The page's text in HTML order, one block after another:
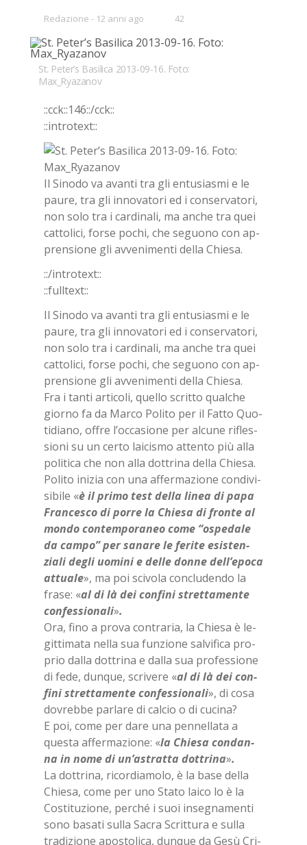
Redazione 12 anni ago
•
42
St. Peter’s Basilica 2013-09-16. Foto:
Max_Ryazanov
::cck::146::/​cck::
::in­tro­text::
Il Si­no­do va avan­ti tra gli en­tu­sia­smi e le
pau­re, tra gli in­no­va­to­ri ed i con­ser­va­to­ri,
non solo tra i car­di­na­li, ma an­che tra quei
cat­to­li­ci, for­se po­chi, che se­guo­no con ap­
pren­sio­ne gli av­ve­ni­men­ti del­la Chie­sa.
::/in­tro­text::
::full­text::
Il Si­no­do va avan­ti tra gli en­tu­sia­smi e le
pau­re, tra gli in­no­va­to­ri ed i con­ser­va­to­ri,
non solo tra i car­di­na­li, ma an­che tra quei
cat­to­li­ci, for­se po­chi, che se­guo­no con ap­
pren­sio­ne gli av­ve­ni­men­ti del­la Chie­sa.
Fra i tan­ti ar­ti­co­li, quel­lo scrit­to qual­che
gior­no fa da Mar­co Po­li­to per il Fat­to Quo­
ti­dia­no, of­fre l’oc­ca­sio­ne per al­cu­ne ri­fles­
sio­ni su un cer­to lai­ci­smo at­ten­to più alla
po­li­ti­ca che non alla dot­tri­na del­la Chie­sa.
Po­li­to ini­zia con una af­fer­ma­zio­ne con­di­vi­
si­bi­le «èil pri­mo test del­la li­nea di papa
Fran­ce­sco di por­re la Chie­sa di fron­te al
mon­do con­tem­po­ra­neo come “ospe­da­le
da cam­po” per sa­na­re le fe­ri­te esi­sten­
zia­li de­gli uo­mi­ni e del­le don­ne del­l’e­po­ca
at­tua­le», ma poi sci­vo­la con­clu­den­do la
fra­se: «al di là dei con­fi­ni stret­ta­men­te
con­fes­sio­na­li».
Ora, fino a pro­va con­tra­ria, la Chie­sa è le­
git­ti­ma­ta nel­la sua fun­zio­ne sal­vi­fi­ca pro­
prio dal­la dot­tri­na e dal­la sua pro­fes­sio­ne
di fede, dun­que, scri­ve­re «al di là dei con­
fi­ni stret­ta­men­te con­fes­sio­na­li», di cosa
do­vreb­be par­la­re di cal­cio o di cu­ci­na?
E poi, come per dare una pen­nel­la­ta a
que­sta af­fer­ma­zio­ne: «la Chie­sa con­dan­
na in nome di un’a­strat­ta dot­tri­na».
La dot­tri­na, ri­cor­dia­mo­lo, è la base del­la
Chie­sa, come per uno Sta­to lai­co lo è la
Co­sti­tu­zio­ne, per­ché i suoi in­se­gna­men­ti
sono ba­sa­ti sul­la Sa­cra Scrit­tu­ra e sul­la
tra­di­zio­ne apo­sto­li­ca, dun­que da Gesù Cri­